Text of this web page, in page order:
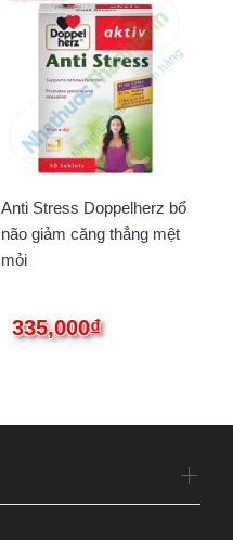
Anti Stress Doppelherz bổ
não giảm căng thẳng mệt
mỏi
335,000₫